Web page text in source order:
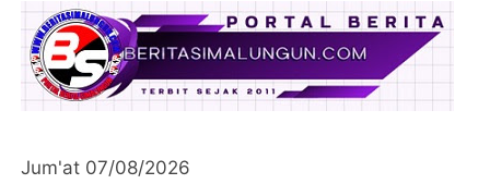
Jum'at 07/08/2026